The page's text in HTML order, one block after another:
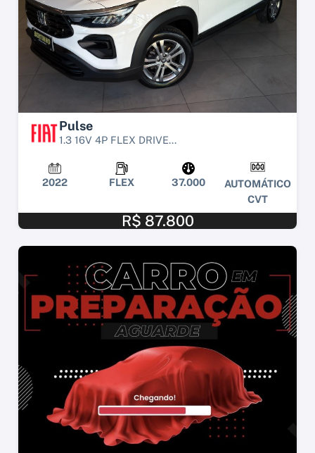
Pulse
1.3 16V 4P FLEX DRIVE...
2022 FLEX 37.000
AUTOMÁTICO
CVT
R$ 87.800